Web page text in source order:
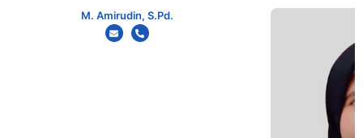
M. Amirudin, S.Pd.